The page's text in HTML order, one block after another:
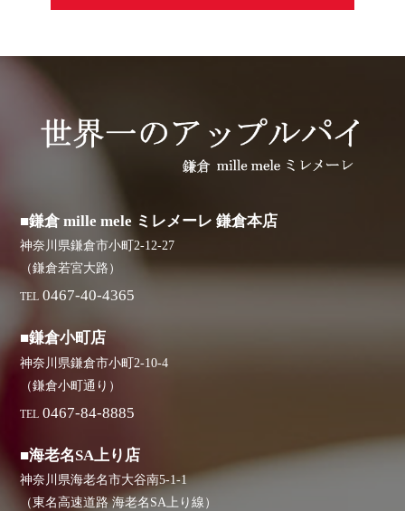
■鎌倉 mille mele ミレメーレ 鎌倉本店
神奈川県鎌倉市小町2-12-27
（鎌倉若宮大路）
TEL 0467-40-4365
■鎌倉小町店
神奈川県鎌倉市小町2-10-4
（鎌倉小町通り）
TEL 0467-84-8885
■海老名SA上り店
神奈川県海老名市大谷南5-1-1
（東名高速道路 海老名SA上り線）